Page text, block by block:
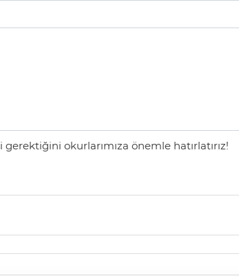
okurlarımıza önemle hatırlatırız!